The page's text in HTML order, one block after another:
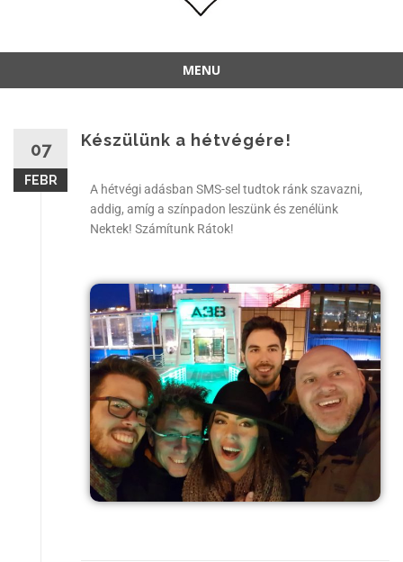
MENU
07
FEBR
Készülünk a hétvégére!
A hétvégi adásban SMS-sel tudtok ránk szavazni,
addig, amíg a színpadon leszünk és zenélünk
Nektek! Számítunk Rátok!